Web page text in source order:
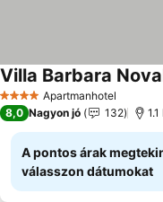
4 KategóriaApartmanhotel
Villa Barbara
8,0 Nagyon jó 132
A pontos árak
válasszon dátumokat